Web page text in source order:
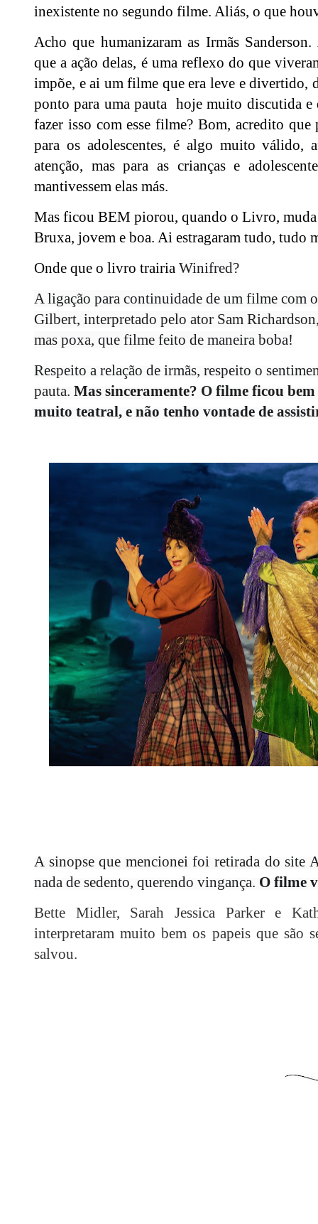
inexistente no segundo filme. Aliás, o que
Acho que humanizaram as Irmãs
que a ação delas, é uma reflexo do que
impõe, e ai um filme que era leve e divertido,
ponto para uma pauta hoje muito discutida e
fazer isso com esse filme? Bom, acredito que
para os adolescentes, é algo muito válido,
atenção, mas para as crianças e
mantivessem elas más.
Mas ficou BEM piorou, quando o Livro, muda
Bruxa, jovem e boa. Ai estragaram tudo, tudo
Onde que o livro trairia Winifred?
A ligação para continuidade de um filme com
Gilbert, interpretado pelo ator Sam
mas poxa, que filme feito de maneira boba!
Respeito a relação de irmãs, respeito o
pauta. Mas sinceramente? O filme ficou
muito teatral, e não tenho vontade de
A sinopse que mencionei foi retirada do site
nada de sedento, querendo vingança. O filme
Bette Midler, Sarah Jessica Parker e
interpretaram muito bem os papeis que são
salvou.